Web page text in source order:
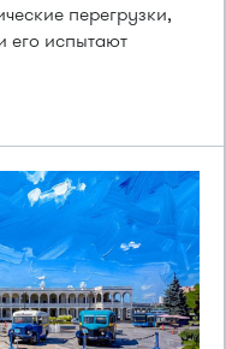
перегрузки,
его испытают